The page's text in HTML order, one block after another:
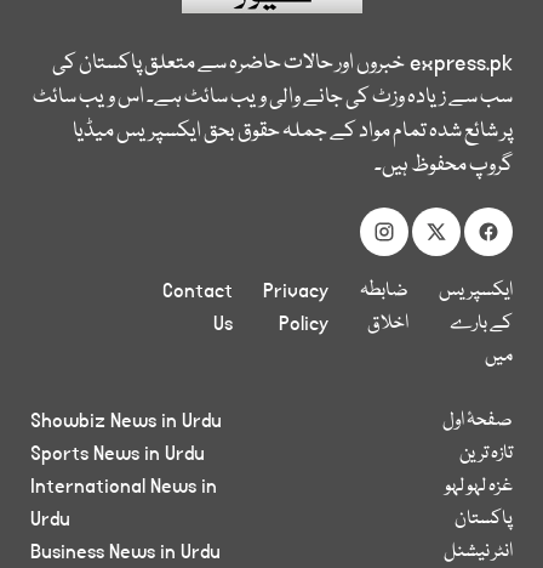
express.pkخبروں اور حالات حاضرہ سے متعلق پاکستان کی
سب سے زیادہ وزٹ کی جانے والی ویب سائٹ ہے۔ اس ویب سائٹ
پر شائع شدہ تمام مواد کے جملہ حقوق بحق ایکسپریس میڈیا
گروپ محفوظ ہیں۔
ایکسپریس
کے بارے
میں
ضابطہ
اخلاق
Privacy
Policy
Contact
Us
صفحۂ اول
تازہ ترین
غزہ لہو لہو
پاکستان
انٹر نیشنل
Showbiz News in Urdu
Sports News in Urdu
International News in
Urdu
Business News in Urdu